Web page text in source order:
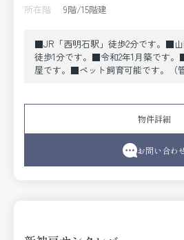
所在階
9階/15階建
■JR「西明石駅」徒歩2分です。■山
徒歩1分です。■令和2年1月築です
屋です。■ペット飼育可能です。（
物件詳細
お問い合わ